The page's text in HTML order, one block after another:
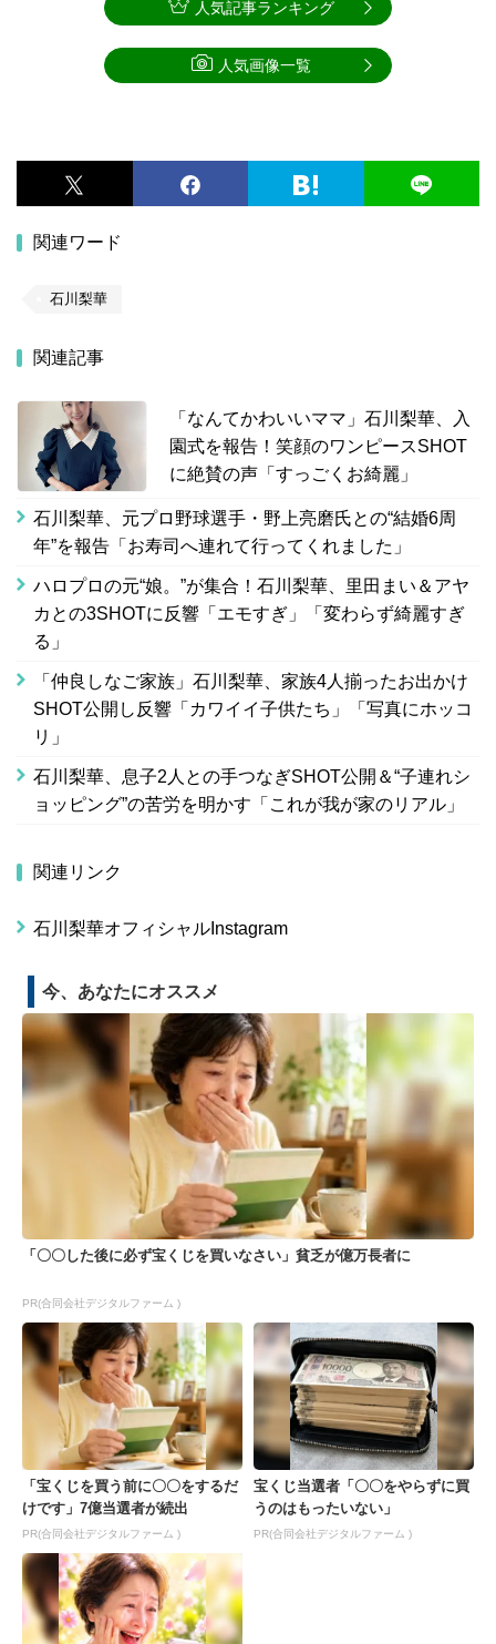
関連ワード
石川梨華
関連記事
「なんてかわいいママ」石川梨華、入
園式を報告！笑顔のワンピースSHOT
に絶賛の声「すっごくお綺麗」
石川梨華、元プロ野球選手・野上亮磨氏との“結婚6周
年”を報告「お寿司へ連れて行ってくれました」
ハロプロの元“娘。”が集合！石川梨華、里田まい＆アヤ
カとの3SHOTに反響「エモすぎ」「変わらず綺麗すぎ
る」
「仲良しなご家族」石川梨華、家族4人揃ったお出かけ
SHOT公開し反響「カワイイ子供たち」「写真にホッコ
リ」
石川梨華、息子2人との手つなぎSHOT公開＆“子連れシ
ョッピング”の苦労を明かす「これが我が家のリアル」
関連リンク
石川梨華オフィシャルInstagram
人気記事ランキング
人気画像一覧
今、あなたにオススメ
「〇〇した後に必ず宝くじを買いなさい」貧乏が億万長者に
PR(合同会社デジタルファーム )
「宝くじを買う前に〇〇をするだ
けです」7億当選者が続出
PR(合同会社デジタルファーム )
宝くじ当選者「〇〇をやらずに買
うのはもったいない」
PR(合同会社デジタルファーム )